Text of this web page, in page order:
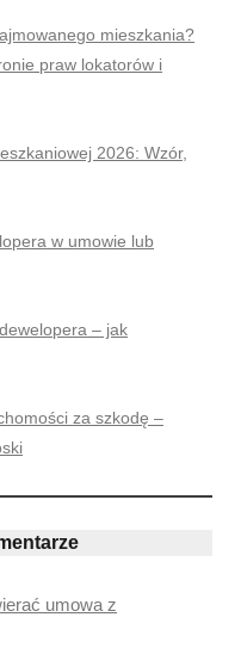
mieszkania?
praw lokatorów i
2026: Wzór,
w umowie lub
– jak
za szkodę –
umowa z